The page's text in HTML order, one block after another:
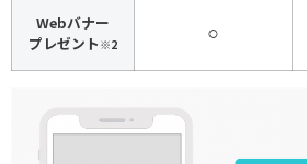
Webバナー
プレゼント ※2
○